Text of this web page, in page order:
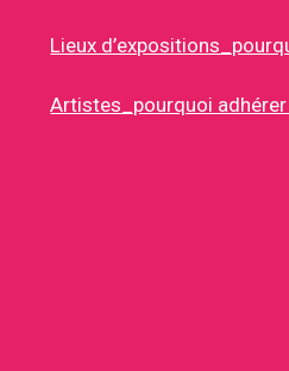
Lieux
Artistes_pourquoi adhérer